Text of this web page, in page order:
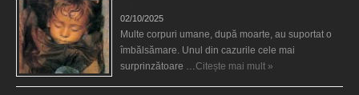
02/10/2025
Multe corpuri umane, după moarte, au suportat o
îmbălsămare. Unul din cazurile cele mai
surprinzătoare …Citește mai mult »